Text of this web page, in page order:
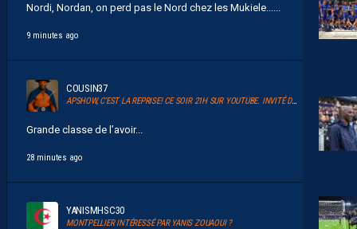
Nordi, Nordan, on perd pas le Nord chez les Mukiele......
9 minutes ago
COUSIN37
APSHOW, C’EST LA REPRISE! CE SOIR 21H SUR YOUTUBE. INVITÉ DAVID GLUZMAN DE L’AFTER FOOT.
Grande classe de l’avoir...
28 minutes ago
YANISMHSC30
MONTPELLIER INTÉRESSÉ PAR YANIS ZOUAOUI ?